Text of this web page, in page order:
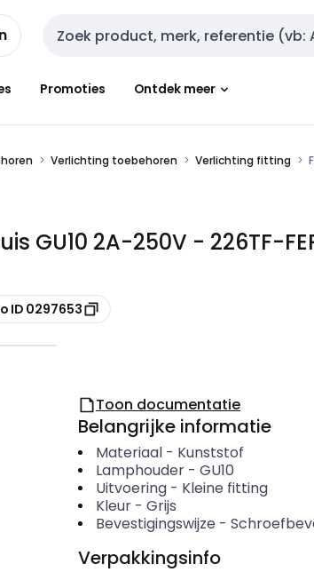
Zoekveld invoer
Promoties Ontdek meer
Verlichting toebehoren Verlichting fitting
GU10 2A-250V - 226TF-
ID 0297653
Toon documentatie
Belangrijke informatie
Materiaal- Kunststof
Lamphouder- GU10
Uitvoering- Kleine fitting
Kleur- Grijs
Bevestigingswijze -
Verpakkingsinfo